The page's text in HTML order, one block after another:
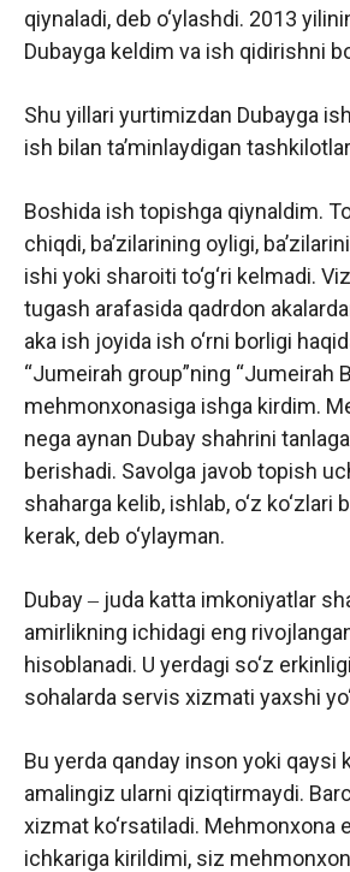
qiynaladi, deb o‘ylashdi. 2013
Dubayga keldim va ish qidirishni
Shu yillari yurtimizdan Dubayga
ish bilan ta’minlaydigan tashkilotlar
Boshida ish topishga qiynaldim.
chiqdi, ba’zilarining oyligi,
ishi yoki sharoiti to‘g‘ri kelmadi.
tugash arafasida qadrdon
aka ish joyida ish o‘rni borligi
“Jumeirah group”ning “Jumeirah
mehmonxonasiga ishga kirdim.
nega aynan Dubay shahrini
berishadi. Savolga javob topish
shaharga kelib, ishlab, o‘z ko‘zlari
kerak, deb o‘ylayman.
Dubay ‒ juda katta imkoniyatlar
amirlikning ichidagi eng
hisoblanadi. U yerdagi so‘z
sohalarda servis xizmati yaxshi
Bu yerda qanday inson yoki qaysi
amalingiz ularni qiziqtirmaydi.
xizmat ko‘rsatiladi. Mehmonxona
ichkariga kirildimi, siz